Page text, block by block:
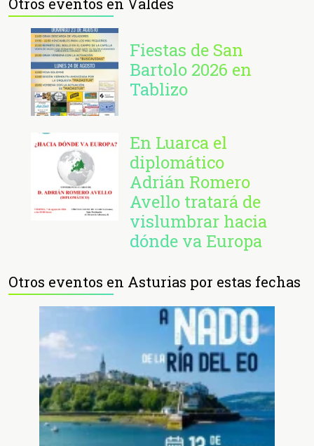
Otros eventos en Valdés
Fiestas de San
Bartolo 2026 en
Tablizo
En Luarca el
diplomático
Adrián Romero
Avello tratará de
vislumbrar hacia
dónde va Europa
Otros eventos en Asturias por estas fechas